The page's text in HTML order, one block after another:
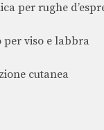
per rughe
viso e labbra
cutanea